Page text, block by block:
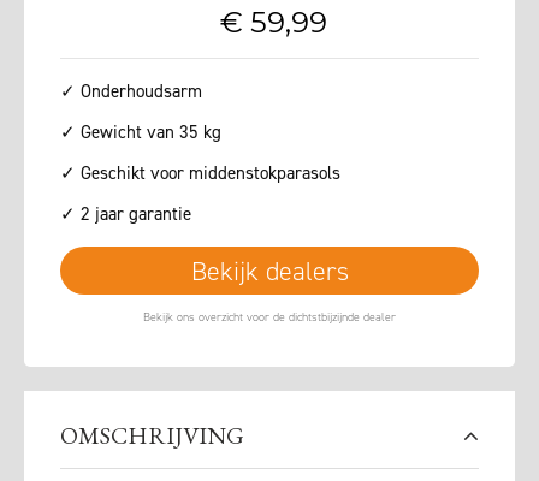
€ 59,99
✓ Onderhoudsarm
✓ Gewicht van 35 kg
✓ Geschikt voor middenstokparasols
✓ 2 jaar garantie
Bekijk dealers
OMSCHRIJVING